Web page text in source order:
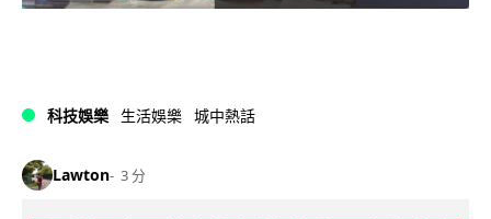
科技娛樂 生活娛樂 城中熱話
Lawton 3 分